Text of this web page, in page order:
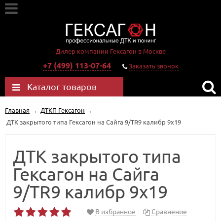
Дилер компании Гексагон в Москве
+7 (499) 113-07-64 Заказать звонок
Каталог товаров
Главная → ДТКП Гексагон →
ДТК закрытого типа Гексагон на Сайга 9/TR9 калибр 9х19
ДТК закрытого типа
Гексагон на Сайга
9/TR9 калибр 9х19
В избранное Сравнение